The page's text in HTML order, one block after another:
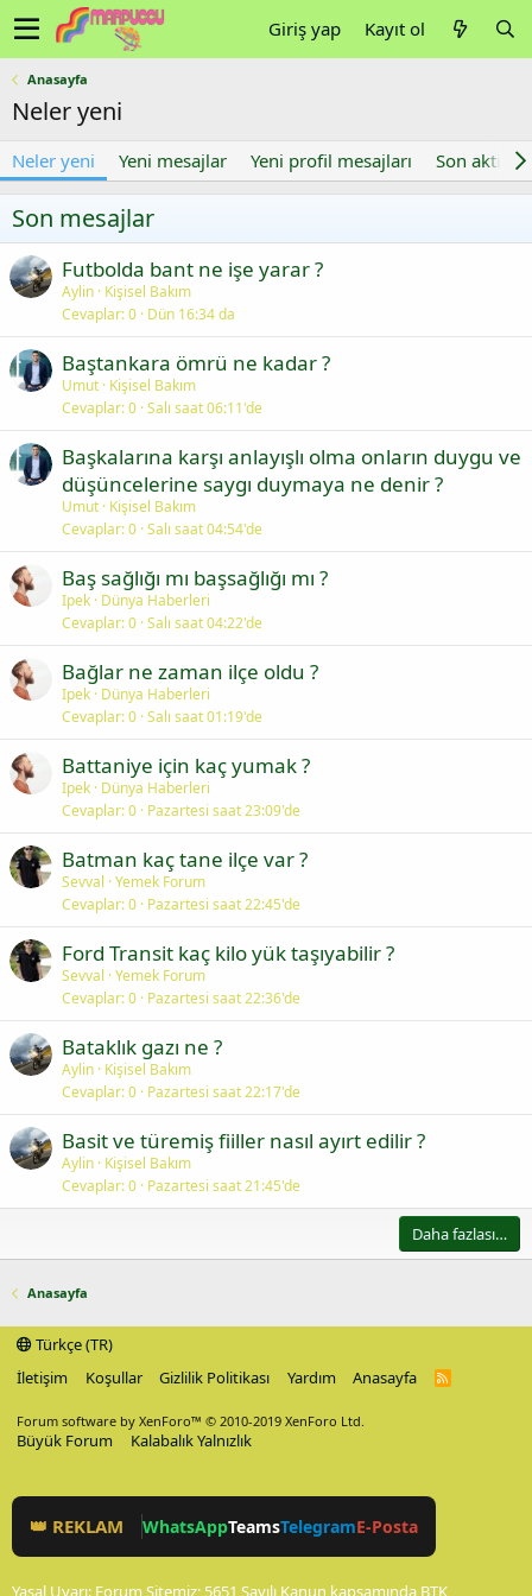
Giriş yap Kayıt ol
Anasayfa
Neler yeni
Neler yeni Yeni mesajlar Yeni profil mesajları Son aktivite
Son mesajlar
Futbolda bant ne işe yarar ?
Aylin Kişisel Bakım
Cevaplar 0 Dün 16:34 da
Baştankara ömrü ne kadar ?
Umut Kişisel Bakım
Cevaplar 0 Salı saat 06:11'de
Başkalarına karşı anlayışlı olma onların duygu ve
düşüncelerine saygı duymaya ne denir ?
Umut Kişisel Bakım
Cevaplar 0 Salı saat 04:54'de
Baş sağlığı mı başsağlığı mı ?
Ipek Dünya Haberleri
Cevaplar 0 Salı saat 04:22'de
Bağlar ne zaman ilçe oldu ?
Ipek Dünya Haberleri
Cevaplar 0 Salı saat 01:19'de
Battaniye için kaç yumak ?
Ipek Dünya Haberleri
Cevaplar 0 Pazartesi saat 23:09'de
Batman kaç tane ilçe var ?
Sevval Yemek Forum
Cevaplar 0 Pazartesi saat 22:45'de
Ford Transit kaç kilo yük taşıyabilir ?
Sevval Yemek Forum
Cevaplar 0 Pazartesi saat 22:36'de
Bataklık gazı ne ?
Aylin Kişisel Bakım
Cevaplar 0 Pazartesi saat 22:17'de
Basit ve türemiş fiiller nasıl ayırt edilir ?
Aylin Kişisel Bakım
Cevaplar 0 Pazartesi saat 21:45'de
Daha fazlası…
Anasayfa
Türkçe (TR)
İletişim
Koşullar Gizlilik Politikası Yardım Anasayfa
R
Forum software by XenForo™ © 2010-2019 XenForo Ltd.
Büyük Forum Kalabalık Yalnızlık
👑 REKLAM WhatsAppTeamsTelegramE-Posta
Yasal Uyarı: Forum Sitemiz; 5651 Sayılı Kanun kapsamında BTK